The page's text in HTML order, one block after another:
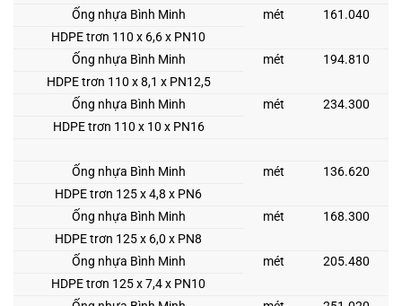
Ống nhựa Bình Minh
mét
161.040
HDPE trơn 110 x 6,6 x PN10
Ống nhựa Bình Minh
mét
194.810
HDPE trơn 110 x 8,1 x PN12,5
Ống nhựa Bình Minh
mét
234.300
HDPE trơn 110 x 10 x PN16
Ống nhựa Bình Minh mét
136.620
HDPE trơn 125 x 4,8 x PN6
Ống nhựa Bình Minh
mét
168.300
HDPE trơn 125 x 6,0 x PN8
Ống nhựa Bình Minh
mét
205.480
HDPE trơn 125 x 7,4 x PN10